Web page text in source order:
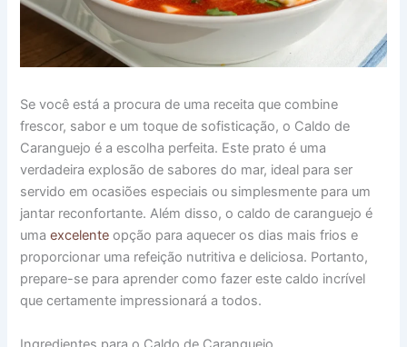
Se você está a procura de uma receita que combine
frescor, sabor e um toque de sofisticação, o Caldo de
Caranguejo é a escolha perfeita. Este prato é uma
verdadeira explosão de sabores do mar, ideal para ser
servido em ocasiões especiais ou simplesmente para um
jantar reconfortante. Além disso, o caldo de caranguejo é
umaexcelente opção para aquecer os dias mais frios e
proporcionar uma refeição nutritiva e deliciosa. Portanto,
prepare-se para aprender como fazer este caldo incrível
que certamente impressionará a todos.